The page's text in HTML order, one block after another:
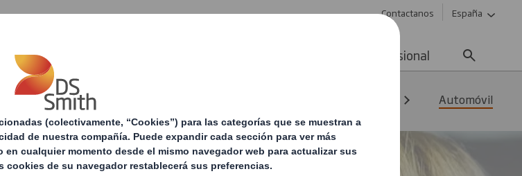
Contactanos España
Productos y servicios Carrera profesional
Soluciones para la gestión de residuos y reciclaje para todos los
sectores
Automóvil